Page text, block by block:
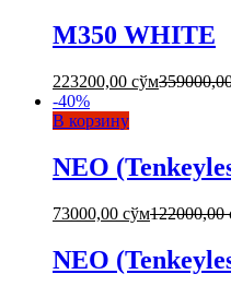
M350 WHITE
223200,00 сўм
-40%
В корзину
NEO
73000,00 сўм122000,00
NEO